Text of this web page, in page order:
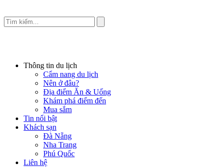
Thông tin du lịch
Cẩm nang du lịch
Nên ở đâu?
Địa điểm Ăn & Uống
Khám phá điểm đến
Mua sắm
Tin nổi bật
Khách sạn
Đà Nẵng
Nha Trang
Phú Quốc
Liên hệ